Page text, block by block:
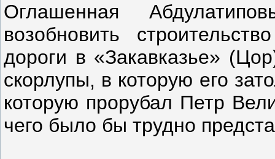
Оглашенная
возобновить
дороги в «Закавказье»
скорлупы, в которую его
которую прорубал Петр
чего было бы трудно